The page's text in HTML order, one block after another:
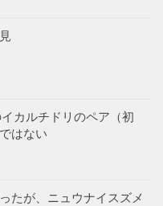
カルチドリのペア（初
はない
たが、ニュウナイスズメ